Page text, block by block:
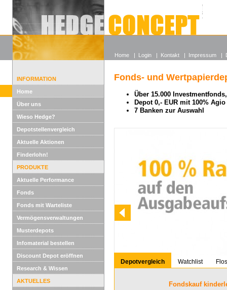
Alle
Wieso
INFORMATION
Home
Über uns
Wieso Hedge?
Depotstellenvergleich
Aktuelle Aktionen
Finderlohn!
PRODUKTE
Aktuelle Performance
Fonds
Fonds mit Warteliste
Vermögensverwaltungen
Musterdepots
Infomaterial bestellen
Discount Depot eröffnen
Research & Wissen
AKTUELLES
Fonds- und
Über 15.000
Depot 0,- EUR mit 100% Agio
7 Banken zur Auswahl
Depotvergleich Watchlist
Fondskauf
Home | Login | Kontakt | Impressum |